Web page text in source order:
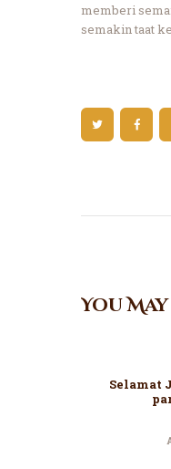
memberi
semakin taat
You
Selamat